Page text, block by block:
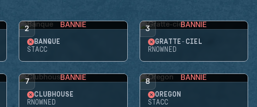
2 BANNIE
BANQUE
STACC
3 BANNIE
GRATTE-CIEL
RNOWNED
7 BANNIE
CLUBHOUSE
RNOWNED
8 BANNIE
OREGON
STACC